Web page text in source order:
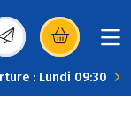
dans une
: Lundi 09:30